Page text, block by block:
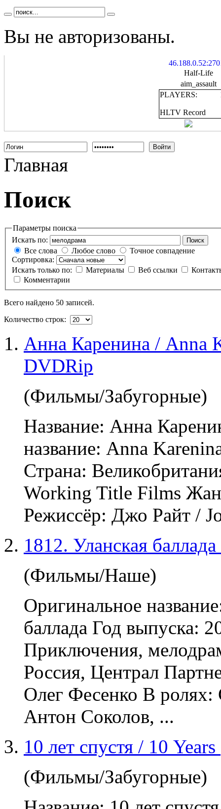
Вы не авторизованы.
Half-Life
aim_assault
PLAYERS:
HLTV Record
Войти
Главная
Поиск
Параметры поиска
Искать по:
Поиск
Все слова Любое слово
Точное совпадение
Сортировка:
Искать только по:
Материалы Веб ссылки
Комментарии
Всего найдено 50 записей.
Количество строк:
Анна Каренина / Anna
DVDRip
(Фильмы/Забугорные)
Название: Анна
название: Anna
Страна:
Working Title Films
Режиссёр: Джо Райт /
1812. Уланская
(Фильмы/Наше)
Оригинальное
баллада Год выпуска:
Приключения,
Россия, Централ
Олег Фесенко В ролях:
Антон Соколов, ...
10 лет спустя / 10
(Фильмы/Забугорные)